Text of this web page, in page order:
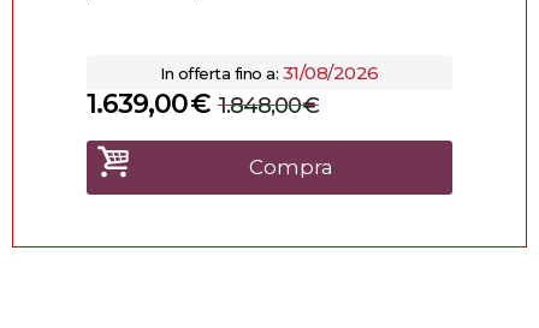
In offerta fino a: 31/08/2026
€
1.639,00 €
1.848,00
Compra